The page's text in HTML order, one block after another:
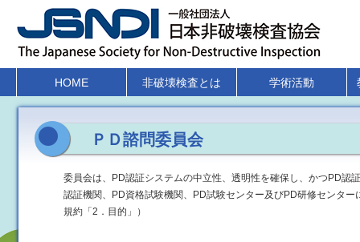
HOME 非破壊検査とは 学術活動
ＰＤ諮問委員会
委員会は、PD認証システムの中立性、透明性を確保し、かつPD認
認証機関、PD資格試験機関、PD試験センター及びPD研修センタ
規約「2．目的」）